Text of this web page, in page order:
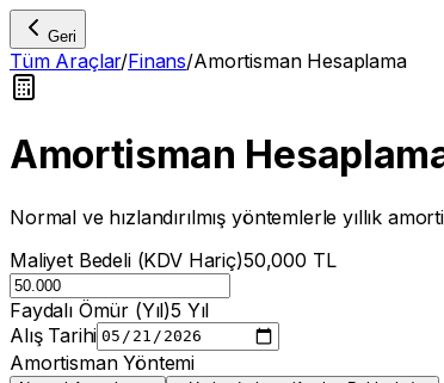
Geri
Tüm Araçlar/Finans/Amortisman Hesaplama
Amortisman
Normal ve hızlandırılmış yöntemlerle yıllık
Maliyet Bedeli (KDV Hariç)50,000 TL
Faydalı Ömür (Yıl)5 Yıl
Alış Tarihi
Amortisman Yöntemi